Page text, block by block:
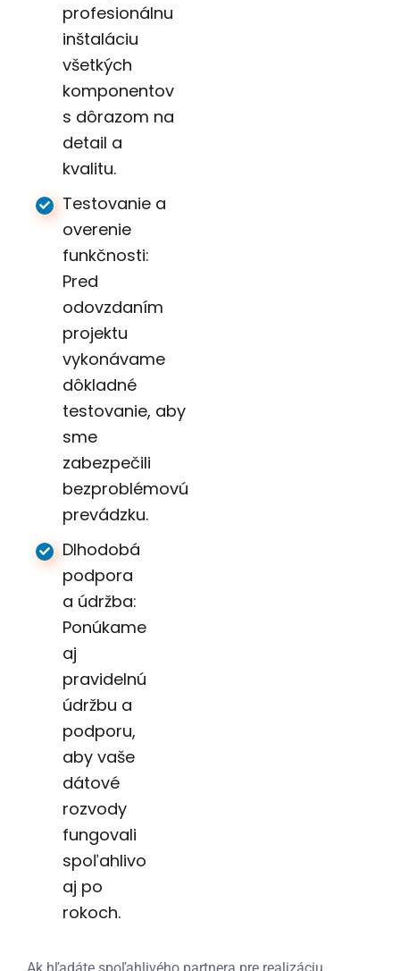
profesionálnu
inštaláciu
všetkých
komponentov
s dôrazom na
detail a
kvalitu.
Testovanie a
overenie
funkčnosti:
Pred
odovzdaním
projektu
vykonávame
dôkladné
testovanie, aby
sme
zabezpečili
bezproblémovú
prevádzku.
Dlhodobá
podpora
a údržba:
Ponúkame
aj
pravidelnú
údržbu a
podporu,
aby vaše
dátové
rozvody
fungovali
spoľahlivo
aj po
rokoch.